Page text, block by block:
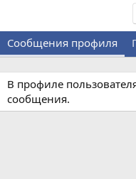
Сообщения профиля
В профиле
сообщения.